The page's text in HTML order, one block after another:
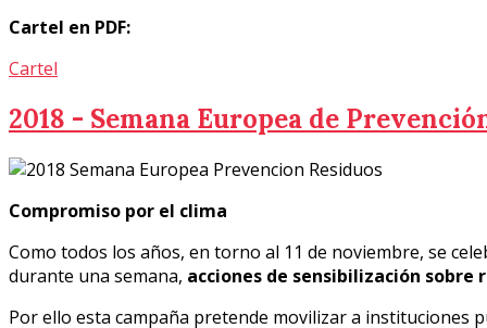
Cartel en PDF:
Cartel
2018 - Semana Europea de
Compromiso por el clima
Como todos los años, en torno al 11 de noviembre, se
durante una semana, acciones de sensibilización sobre
Por ello esta campaña pretende movilizar a instituciones